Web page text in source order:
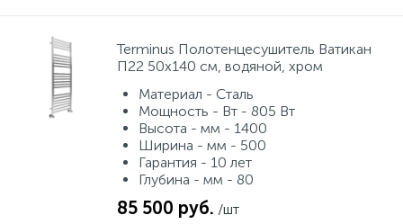
Terminus Полотенцесушитель Ватикан
П22 50х140 см, водяной, хром
Материал - Сталь
Мощность - Вт - 805 Вт
Высота - мм - 1400
Ширина - мм - 500
Гарантия - 10 лет
Глубина - мм - 80
85 500 руб. /шт